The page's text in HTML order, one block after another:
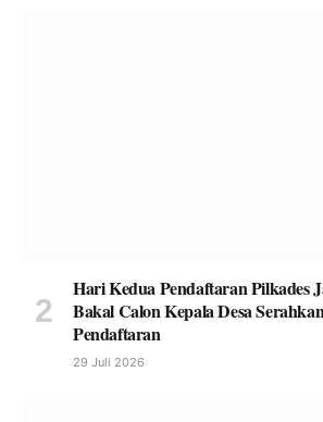
Hari Kedua Pendaftaran Pilkades
Bakal Calon Kepala Desa
Pendaftaran
29 Juli 2026